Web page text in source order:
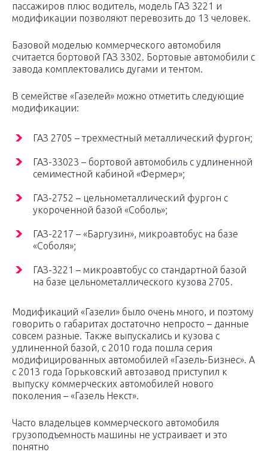
пассажиров плюс водитель, модель ГАЗ 3221 и
модификации позволяют перевозить до 13 человек.
Базовой моделью коммерческого автомобиля
считается бортовой ГАЗ 3302. Бортовые автомобили с
завода комплектовались дугами и тентом.
В семействе «Газелей» можно отметить следующие
модификации:
ГАЗ 2705 – трехместный металлический фургон;
ГАЗ-33023 – бортовой автомобиль с удлиненной
семиместной кабиной «Фермер»;
ГАЗ-2752 – цельнометаллический фургон с
укороченной базой «Соболь»;
ГАЗ-2217 – «Баргузин», микроавтобус на базе
«Соболя»;
ГАЗ-3221 – микроавтобус со стандартной базой
на базе цельнометаллического кузова 2705.
Модификаций «Газели» было очень много, и поэтому
говорить о габаритах достаточно непросто – данные
совсем разные. Также выпускались и кузова с
удлиненной базой, с 2010 года пошла серия
модифицированных автомобилей «Газель-Бизнес». А
с 2013 года Горьковский автозавод приступил к
выпуску коммерческих автомобилей нового
поколения – «Газель Некст».
Часто владельцев коммерческого автомобиля
грузоподъемность машины не устраивает и это
понятно